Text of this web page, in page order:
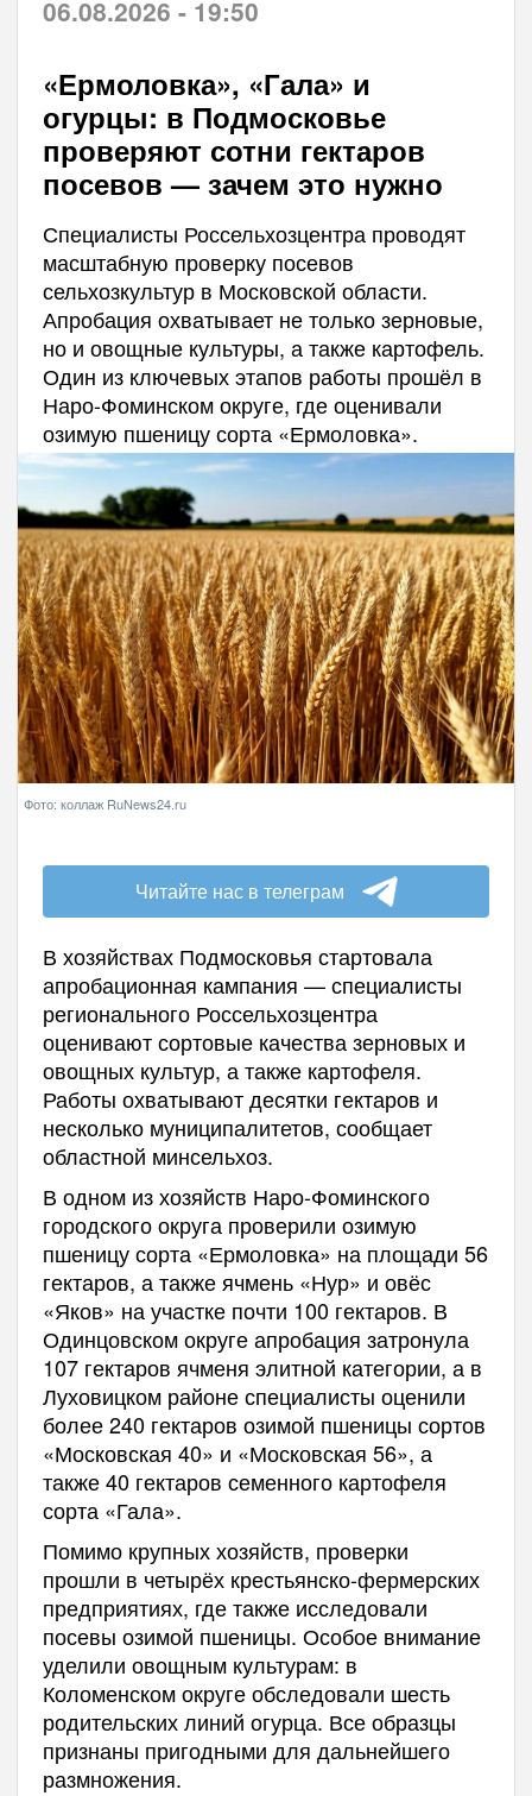
06.08.2026 - 19:50
«Ермоловка», «Гала» и
огурцы: в Подмосковье
проверяют сотни гектаров
посевов — зачем это нужно
Специалисты Россельхозцентра проводят
масштабную проверку посевов
сельхозкультур в Московской области.
Апробация охватывает не только зерновые,
но и овощные культуры, а также картофель.
Один из ключевых этапов работы прошёл в
Наро-Фоминском округе, где оценивали
озимую пшеницу сорта «Ермоловка».
Фото: коллаж RuNews24.ru
Читайте нас в телеграм
В хозяйствах Подмосковья стартовала
апробационная кампания — специалисты
регионального Россельхозцентра
оценивают сортовые качества зерновых и
овощных культур, а также картофеля.
Работы охватывают десятки гектаров и
несколько муниципалитетов, сообщает
областной минсельхоз.
В одном из хозяйств Наро-Фоминского
городского округа проверили озимую
пшеницу сорта «Ермоловка» на площади 56
гектаров, а также ячмень «Нур» и овёс
«Яков» на участке почти 100 гектаров. В
Одинцовском округе апробация затронула
107 гектаров ячменя элитной категории, а в
Луховицком районе специалисты оценили
более 240 гектаров озимой пшеницы сортов
«Московская 40» и «Московская 56», а
также 40 гектаров семенного картофеля
сорта «Гала».
Помимо крупных хозяйств, проверки
прошли в четырёх крестьянско-фермерских
предприятиях, где также исследовали
посевы озимой пшеницы. Особое внимание
уделили овощным культурам: в
Коломенском округе обследовали шесть
родительских линий огурца. Все образцы
признаны пригодными для дальнейшего
размножения.